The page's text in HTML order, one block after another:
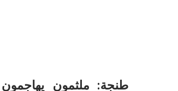
طنجة: ملثمون